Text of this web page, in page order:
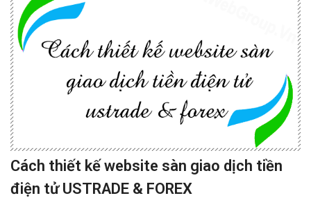
Cách thiết kế website sàn giao dịch tiền
điện tử USTRADE & FOREX